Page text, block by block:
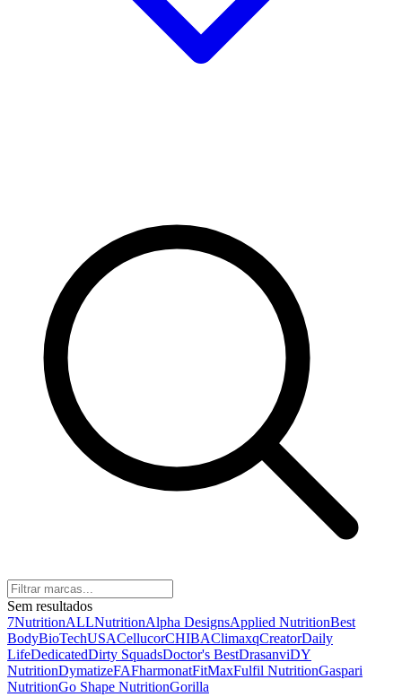
Sem resultados
7NutritionALLNutritionAlpha DesignsApplied NutritionBest
BodyBioTechUSACellucorCHIBAClimaxqCreatorDaily
LifeDedicatedDirty SquadsDoctor's BestDrasanviDY
NutritionDymatizeFAFharmonatFitMaxFulfil NutritionGaspari
NutritionGo Shape NutritionGorilla